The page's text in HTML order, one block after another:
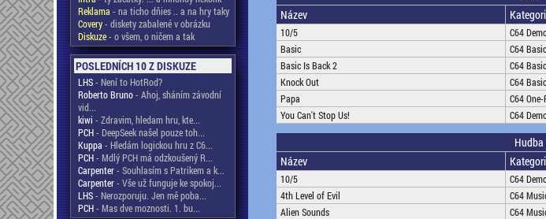
Reklama - na ticho dňies .. a na hry taky
Covery- diskety zabalené v obrázku
Diskuze- o všem, o ničem a tak
POSLEDNÍCH 10 Z DISKUZE
LHS- Není to HotRod?
Roberto Bruno- Ahoj, sháním závodní
vid...
kiwi - Zdravim, hledam hru, kte...
PCH- DeepSeek našel pouze toh...
Kuppa - Hledám logickou hru z C6...
PCH- Mdlý PCH má odzkoušený R...
Carpenter- Souhlasím s Patrikem a k...
Carpenter- Vše už funguje ke spokoj...
LHS- Nerozporuju. Jen mě poba...
PCH- Mas dve moznosti. 1. bu...
Název
10/5 C64
Basic
C64
Basic Is Back 2
C64
Knock Out
C64
Papa
C64
You Can't Stop Us!
C64
Hudba
Název
10/5 C64
4th Level of Evil
C64
Alien Sounds
C64